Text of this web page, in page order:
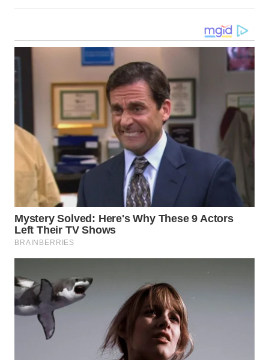
WN
LESUNG
KARO
WN
SIMALUNGUN
WN
LABUHANBATU
TENGAH
WN DELI
SERDANG